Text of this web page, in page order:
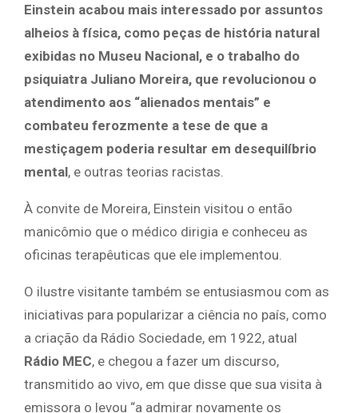
Einstein acabou mais interessado por assuntos
alheios à física, como peças de história natural
exibidas no Museu Nacional, e o trabalho do
psiquiatra Juliano Moreira, que revolucionou o
atendimento aos “alienados mentais” e
combateu ferozmente a tese de que a
mestiçagem poderia resultar em desequilíbrio
mental, e outras teorias racistas.
À convite de Moreira, Einstein visitou o então
manicômio que o médico dirigia e conheceu as
oficinas terapêuticas que ele implementou.
O ilustre visitante também se entusiasmou com as
iniciativas para popularizar a ciência no país, como
a criação da Rádio Sociedade, em 1922, atual
Rádio MEC, e chegou a fazer um discurso,
transmitido ao vivo, em que disse que sua visita à
emissora o levou “a admirar novamente os